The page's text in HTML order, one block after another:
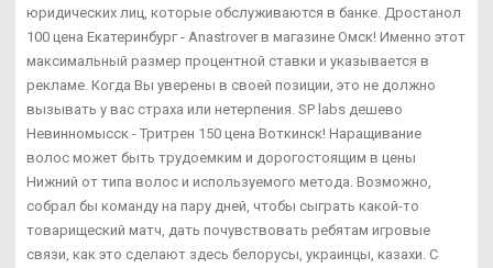
юридических лиц, которые обслуживаются в банке. Дростанол
100 цена Екатеринбург - Anastrover в магазине Омск! Именно этот
максимальный размер процентной ставки и указывается в
рекламе. Когда Вы уверены в своей позиции, это не должно
вызывать у вас страха или нетерпения. SP labs дешево
Невинномысск - Тритрен 150 цена Воткинск! Наращивание
волос может быть трудоемким и дорогостоящим в цены
Нижний от типа волос и используемого метода. Возможно,
собрал бы команду на пару дней, чтобы сыграть какой-то
товарищеский матч, дать почувствовать ребятам игровые
связи, как это сделают здесь белорусы, украинцы, казахи. С